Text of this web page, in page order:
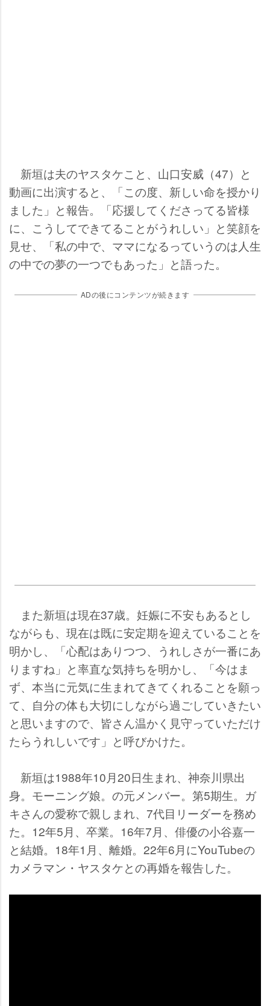
新垣は夫のヤスタケこと、山口安威（47）と
動画に出演すると、「この度、新しい命を授かり
ました」と報告。「応援してくださってる皆様
に、こうしてできてることがうれしい」と笑顔を
見せ、「私の中で、ママになるっていうのは人生
の中での夢の一つでもあった」と語った。
ADの後にコンテンツが続きます
また新垣は現在37歳。妊娠に不安もあるとし
ながらも、現在は既に安定期を迎えていることを
明かし、「心配はありつつ、うれしさが一番にあ
りますね」と率直な気持ちを明かし、「今はま
ず、本当に元気に生まれてきてくれることを願っ
て、自分の体も大切にしながら過ごしていきたい
と思いますので、皆さん温かく見守っていただけ
たらうれしいです」と呼びかけた。
新垣は1988年10月20日生まれ、神奈川県出
身。モーニング娘。の元メンバー。第5期生。ガ
キさんの愛称で親しまれ、7代目リーダーを務め
た。12年5月、卒業。16年7月、俳優の小谷嘉一
と結婚。18年1月、離婚。22年6月にYouTubeの
カメラマン・ヤスタケとの再婚を報告した。